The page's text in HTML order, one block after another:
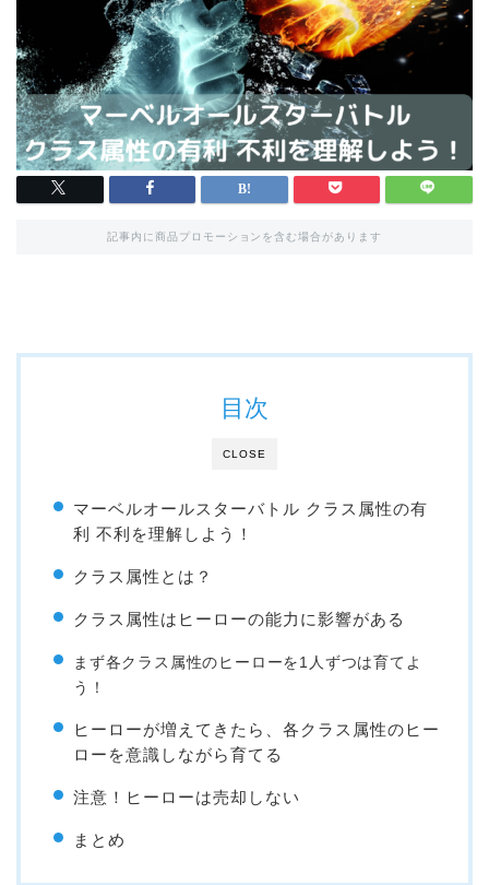
記事内に商品プロモーションを含む場合があります
CLOSE
目次
マーベルオールスターバトル クラス属性の有
利 不利を理解しよう！
クラス属性とは？
クラス属性はヒーローの能力に影響がある
まず各クラス属性のヒーローを1人ずつは育てよ
う！
ヒーローが増えてきたら、各クラス属性のヒー
ローを意識しながら育てる
注意！ヒーローは売却しない
まとめ